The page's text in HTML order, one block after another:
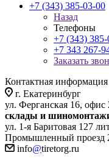
+7 (343) 385-03-00
Назад
Телефоны
+7 (343)
+7 343 267-
Заказать
Контактная информация
г. Екатеринбург
ул. Ферганская 16, офис
склады и
ул. 1-я Баритовая 127
Промышленный проезд
info@tiretorg.ru